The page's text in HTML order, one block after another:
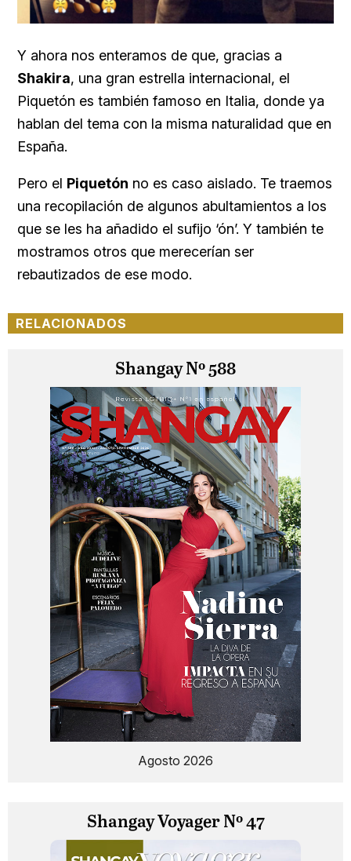
Y ahora nos enteramos de que, gracias a
Shakira, una gran estrella internacional, el
Piquetón es también famoso en Italia, donde ya
hablan del tema con la misma naturalidad que en
España.
Pero el Piquetón no es caso aislado. Te traemos
una recopilación de algunos abultamientos a los
que se les ha añadido el sufijo ‘ón’. Y también te
mostramos otros que merecerían ser
rebautizados de ese modo.
RELACIONADOS
Shangay Nº 588
Agosto 2026
Shangay Voyager Nº 47